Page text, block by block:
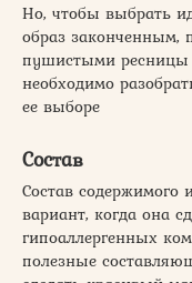
Но, чтобы выбрать
образ законченным,
пушистыми ресницы
необходимо
ее выборе
Состав
Состав содержимого
вариант, когда она
гипоаллергенных
полезные